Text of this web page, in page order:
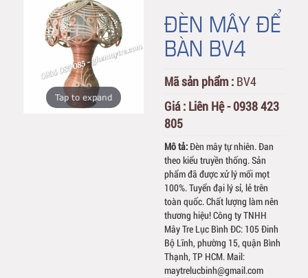
Tap to expand
ĐÈN MÂY ĐỂ
BÀN BV4
Mã sản phẩm : BV4
Giá : Liên Hệ - 0938 423
805
Mô tả:Đèn mây tự nhiên. Đan
theo kiểu truyền thống. Sản
phẩm đã được xử lý mối mọt
100%. Tuyển đại lý sỉ, lẻ trên
toàn quốc. Chất lượng làm nên
thương hiệu! Công ty TNHH
Mây Tre Lục Bình ĐC: 105 Đinh
Bộ Lĩnh, phường 15, quận Bình
Thạnh, TP HCM. Mail:
maytrelucbinh@gmail.com